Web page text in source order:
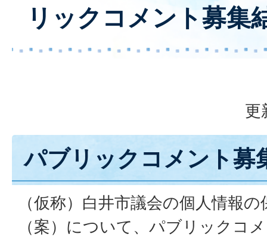
リックコメント募集
更
パブリックコメント募
（仮称）白井市議会の個人情報
（案）について、パブリックコ